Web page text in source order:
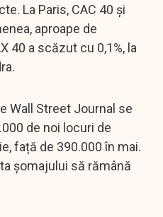
La Paris, CAC 40 și
aproape de
40 a scăzut cu 0,1%, la
Wall Street Journal se
de noi locuri de
față de 390.000 în mai.
șomajului să rămână